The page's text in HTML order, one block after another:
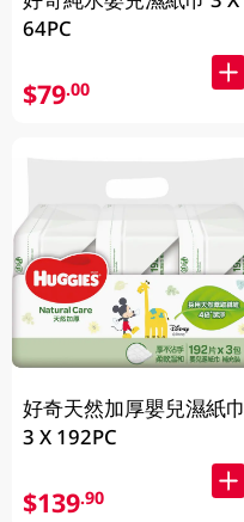
64PC
$79.00
好奇天然加厚嬰兒濕紙巾
3 X 192PC
$139.90